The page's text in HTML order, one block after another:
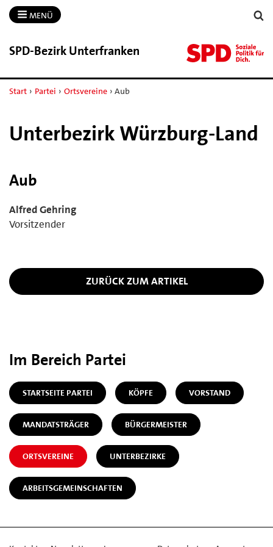
MENÜ
SPD-​Bezirk Unterfranken
Start › Partei › Ortsvereine › Aub
Unterbezirk Würzburg-Land
Aub
Alfred Gehring
Vorsitzender
ZURÜCK ZUM ARTIKEL
Im Bereich Partei
STARTSEITE PARTEI KÖPFE VORSTAND
MANDATSTRÄGER BÜRGERMEISTER
ORTSVEREINE UNTERBEZIRKE
ARBEITSGEMEINSCHAFTEN